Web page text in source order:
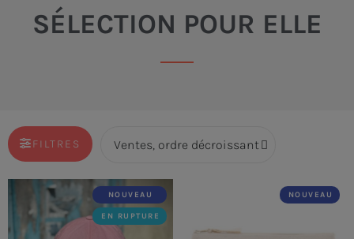
SÉLECTION POUR ELLE
FILTRES
NOUVEAU
EN RUPTURE
NOUVEAU